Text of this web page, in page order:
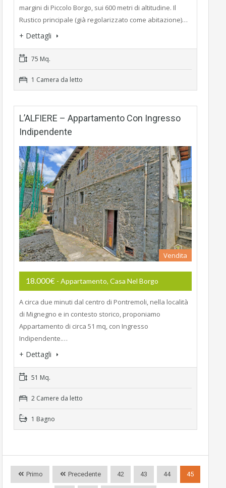
margini di Piccolo Borgo, sui 600 metri di altitudine. Il
Rustico principale (già regolarizzato come abitazione)…
+ Dettagli
75 Mq.
1 Camera da letto
L’ALFIERE – Appartamento Con Ingresso
Indipendente
Vendita
18.000€ - Appartamento, Casa Nel Borgo
A circa due minuti dal centro di Pontremoli, nella località
di Mignegno e in contesto storico, proponiamo
Appartamento di circa 51 mq, con Ingresso
Indipendente.…
+ Dettagli
51 Mq.
2 Camere da letto
1 Bagno
Primo Precedente 42 43 44 45